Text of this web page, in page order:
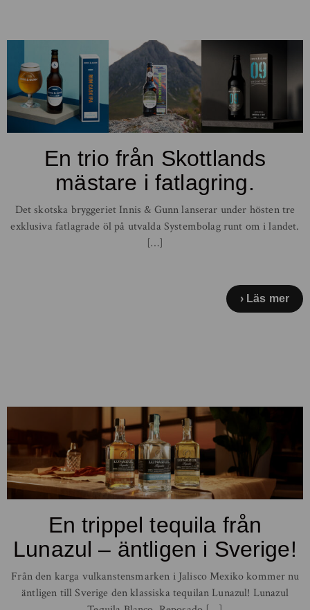
En trio från Skottlands
mästare i fatlagring.
Det skotska bryggeriet Innis & Gunn lanserar under hösten tre
exklusiva fatlagrade öl på utvalda Systembolag runt om i landet.
[…]
Läs mer
En trippel tequila från
Lunazul – äntligen i Sverige!
Från den karga vulkanstensmarken i Jalisco Mexiko kommer nu
äntligen till Sverige den klassiska tequilan Lunazul! Lunazul